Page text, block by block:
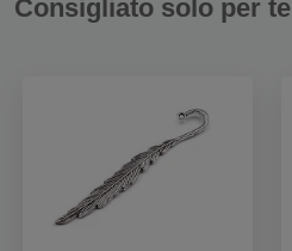
Consigliato solo per te